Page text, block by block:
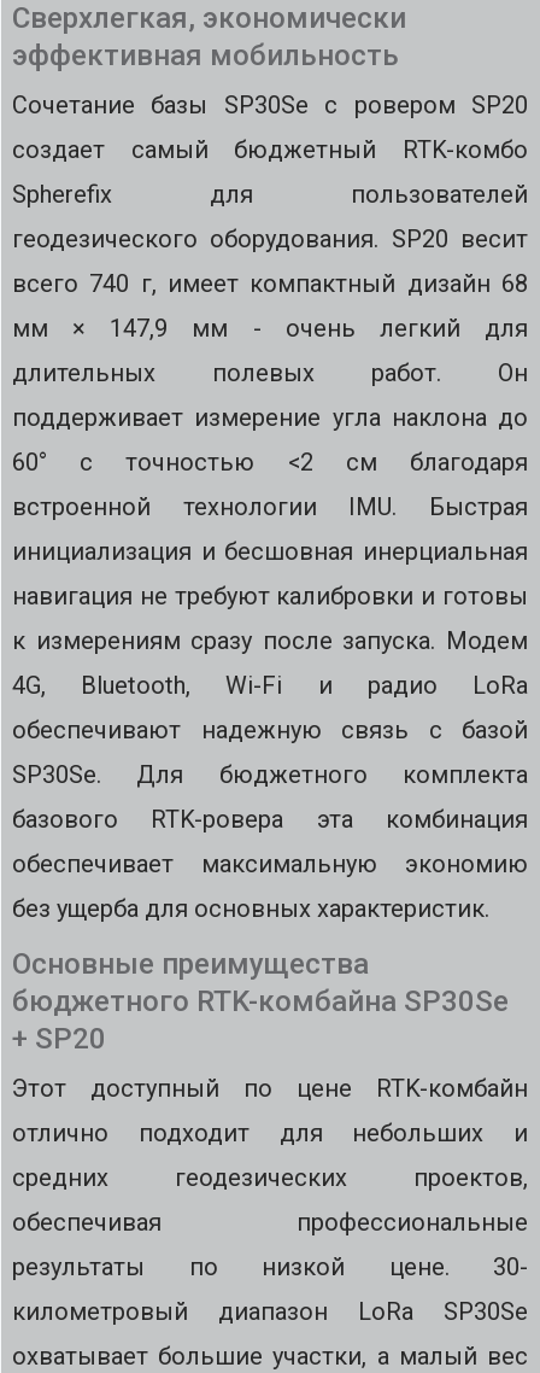
Сверхлегкая, экономически
эффективная мобильность
Сочетание базы SP30Se с ровером SP20
создает самый бюджетный RTK-комбо
Spherefix для пользователей
геодезического оборудования. SP20 весит
всего 740 г, имеет компактный дизайн 68
мм × 147,9 мм - очень легкий для
длительных полевых работ. Он
поддерживает измерение угла наклона до
60° с точностью <2 см благодаря
встроенной технологии IMU. Быстрая
инициализация и бесшовная инерциальная
навигация не требуют калибровки и готовы
к измерениям сразу после запуска. Модем
4G, Bluetooth, Wi-Fi и радио LoRa
обеспечивают надежную связь с базой
SP30Se. Для бюджетного комплекта
базового RTK-ровера эта комбинация
обеспечивает максимальную экономию
без ущерба для основных характеристик.
Основные преимущества
бюджетного RTK-комбайна SP30Se
+ SP20
Этот доступный по цене RTK-комбайн
отлично подходит для небольших и
средних геодезических проектов,
обеспечивая профессиональные
результаты по низкой цене. 30-
километровый диапазон LoRa SP30Se
охватывает большие участки, а малый вес